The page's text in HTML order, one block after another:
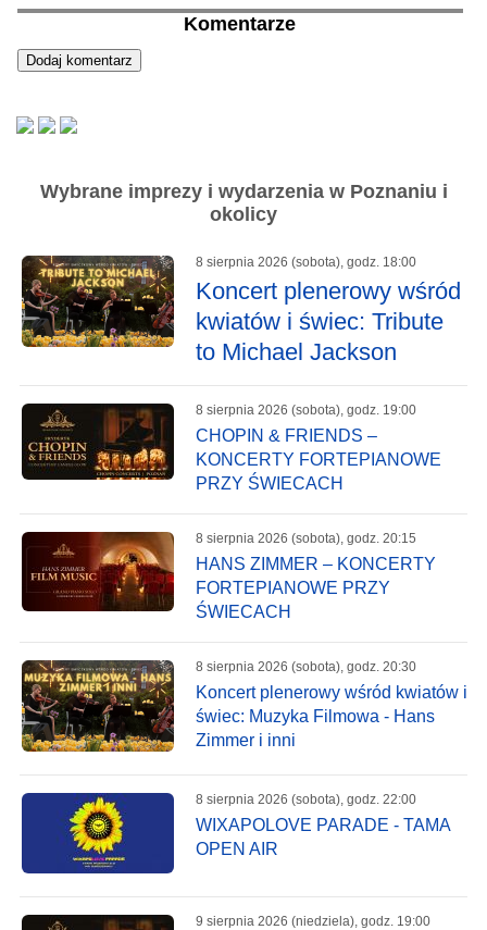
Komentarze
Wybrane imprezy i wydarzenia w Poznaniu i
okolicy
8 sierpnia 2026 (sobota), godz. 18:00
Koncert plenerowy wśród
kwiatów i świec: Tribute
to Michael Jackson
8 sierpnia 2026 (sobota), godz. 19:00
CHOPIN & FRIENDS –
KONCERTY FORTEPIANOWE
PRZY ŚWIECACH
8 sierpnia 2026 (sobota), godz. 20:15
HANS ZIMMER – KONCERTY
FORTEPIANOWE PRZY
ŚWIECACH
8 sierpnia 2026 (sobota), godz. 20:30
Koncert plenerowy wśród kwiatów i
świec: Muzyka Filmowa - Hans
Zimmer i inni
8 sierpnia 2026 (sobota), godz. 22:00
WIXAPOLOVE PARADE - TAMA
OPEN AIR
9 sierpnia 2026 (niedziela), godz. 19:00